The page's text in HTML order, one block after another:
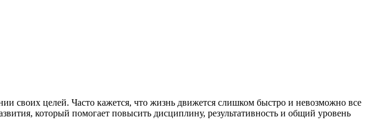
своих целей. Часто кажется, что жизнь движется слишком быстро и невозможно все
который помогает повысить дисциплину, результативность и общий уровень